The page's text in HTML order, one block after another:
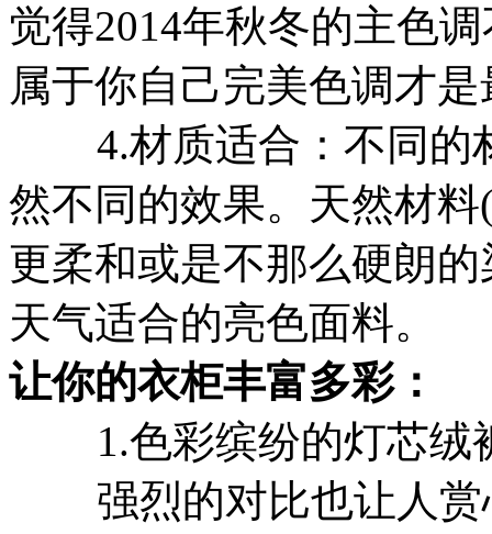
觉得2014年秋冬的主色
属于你自己完美色调才
4.材质适合：不同的
然不同的效果。天然材
更柔和或是不那么硬朗
天气适合的亮色面料。
让你的衣柜丰富多彩：
1.色彩缤纷的灯芯绒
强烈的对比也让人赏